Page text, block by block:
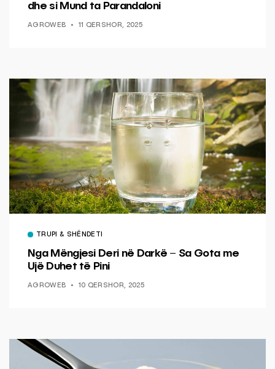
dhe si Mund ta Parandaloni
AGROWEB 11 QERSHOR, 2025
TRUPI & SHËNDETI
Nga Mëngjesi Deri në Darkë – Sa Gota me
Ujë Duhet të Pini
AGROWEB 10 QERSHOR, 2025